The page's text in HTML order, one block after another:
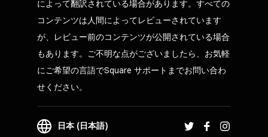
によって翻訳されている場合があります。すべての
コンテンツは人間によってレビューされています
が、レビュー前のコンテンツが公開されている場合
もあります。ご不明な点がございましたら、お気軽
にご希望の言語でSquare サポートまでお問い合わ
せください。
日本 (日本語)